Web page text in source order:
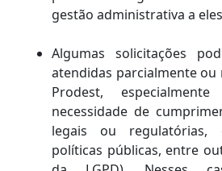
gestão administrativa a
Algumas solicitações
atendidas parcialmente ou
Prodest,
necessidade de
legais ou regulatórias,
políticas públicas, entre